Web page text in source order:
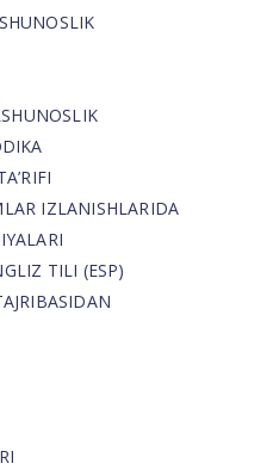
IZLANISHLARIDA
TILI (ESP)